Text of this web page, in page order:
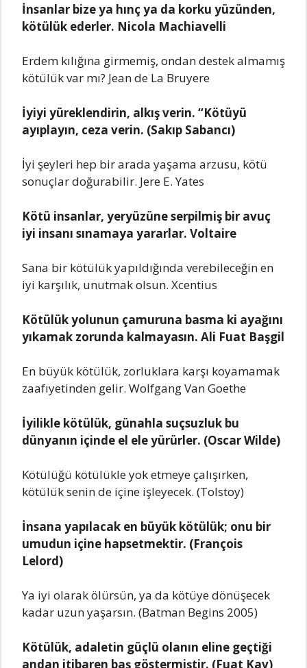
İnsanlar bize ya hınç ya da korku yüzünden,
kötülük ederler. Nicola Machiavelli
Erdem kılığına girmemiş, ondan destek almamış
kötülük var mı? Jean de La Bruyere
İyiyi yüreklendirin, alkış verin. “Kötüyü
ayıplayın, ceza verin. (Sakıp Sabancı)
İyi şeyleri hep bir arada yaşama arzusu, kötü
sonuçlar doğurabilir. Jere E. Yates
Kötü insanlar, yeryüzüne serpilmiş bir avuç
iyi insanı sınamaya yararlar. Voltaire
Sana bir kötülük yapıldığında verebileceğin en
iyi karşılık, unutmak olsun. Xcentius
Kötülük yolunun çamuruna basma ki ayağını
yıkamak zorunda kalmayasın. Ali Fuat Başgil
En büyük kötülük, zorluklara karşı koyamamak
zaafıyetinden gelir. Wolfgang Van Goethe
İyilikle kötülük, günahla suçsuzluk bu
dünyanın içinde el ele yürürler. (Oscar Wilde)
Kötülüğü kötülükle yok etmeye çalışırken,
kötülük senin de içine işleyecek. (Tolstoy)
İnsana yapılacak en büyük kötülük; onu bir
umudun içine hapsetmektir. (François
Lelord)
Ya iyi olarak ölürsün, ya da kötüye dönüşecek
kadar uzun yaşarsın. (Batman Begins 2005)
Kötülük, adaletin güçlü olanın eline geçtiği
andan itibaren baş göstermiştir. (Fuat Kav)